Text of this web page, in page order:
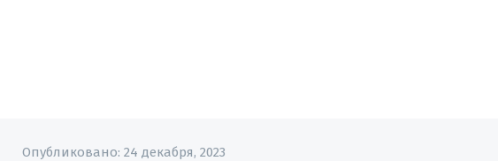
Опубликовано:24 декабря, 2023